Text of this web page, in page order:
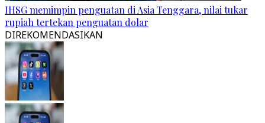
IHSG memimpin penguatan di Asia Tenggara, nilai tukar
rupiah tertekan penguatan dolar
DIREKOMENDASIKAN